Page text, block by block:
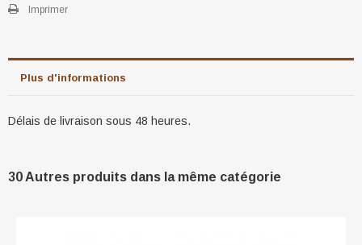
Imprimer
Plus d'informations
Délais de livraison sous 48 heures.
30 Autres produits dans la même catégorie